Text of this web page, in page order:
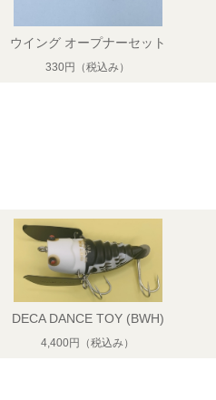
ウイング オープナーセット
330円 （税込み）
DECA DANCE TOY (BWH)
4,400円 （税込み）